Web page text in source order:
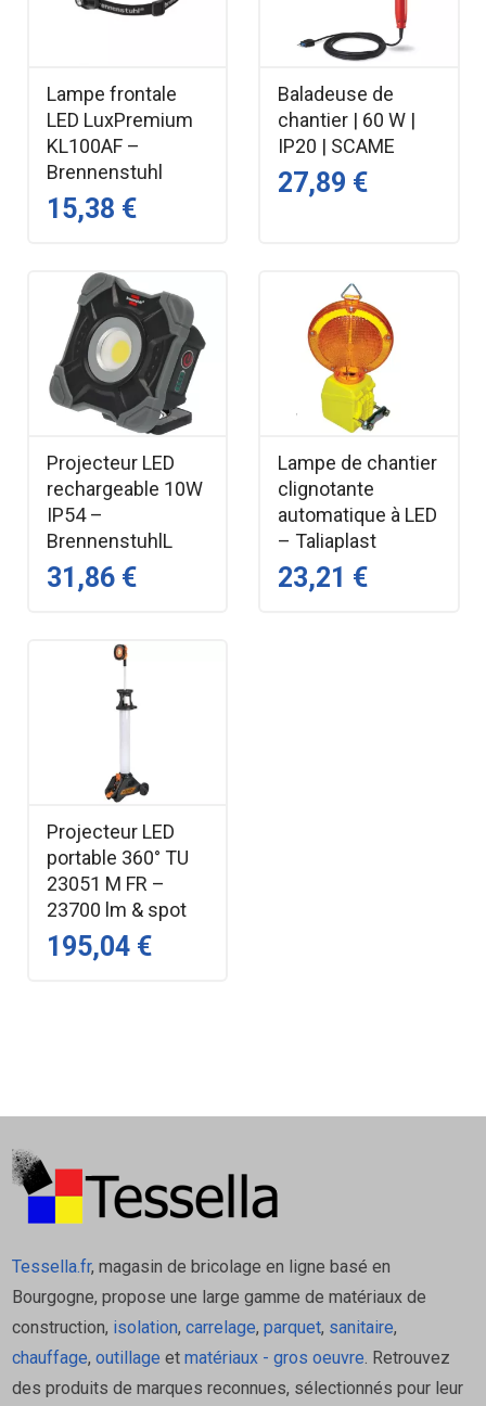
Lampe frontale
LED LuxPremium
KL100AF –
Brennenstuhl
15,38 €
Baladeuse de
chantier | 60 W |
IP20 | SCAME
27,89 €
Projecteur LED
rechargeable 10W
IP54 –
BrennenstuhlL
31,86 €
Lampe de chantier
clignotante
automatique à LED
– Taliaplast
23,21 €
Projecteur LED
portable 360° TU
23051 M FR –
23700 lm & spot
195,04 €
Tessella.fr, magasin de bricolage en ligne basé en
Bourgogne, propose une large gamme de matériaux de
construction, isolation, carrelage, parquet, sanitaire,
chauffage, outillage et matériaux - gros oeuvre . Retrouvez
des produits de marques reconnues, sélectionnés pour leur